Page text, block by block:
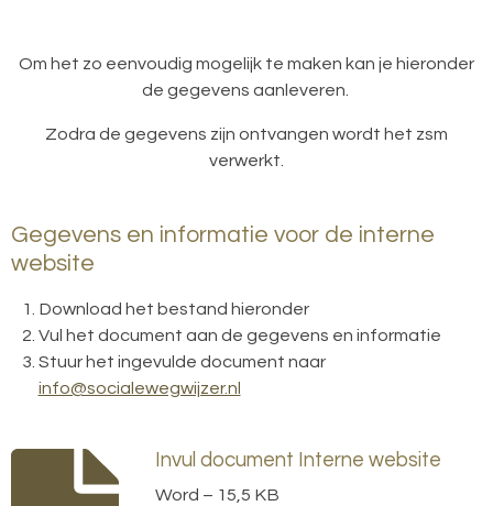
Om het zo eenvoudig mogelijk te maken kan je hieronder
de gegevens aanleveren.
Zodra de gegevens zijn ontvangen wordt het zsm
verwerkt.
Gegevens en informatie voor de interne
website
Download het bestand hieronder
Vul het document aan de gegevens en informatie
Stuur het ingevulde document naar
info@socialewegwijzer.nl
Invul document Interne website
Word – 15,5 KB